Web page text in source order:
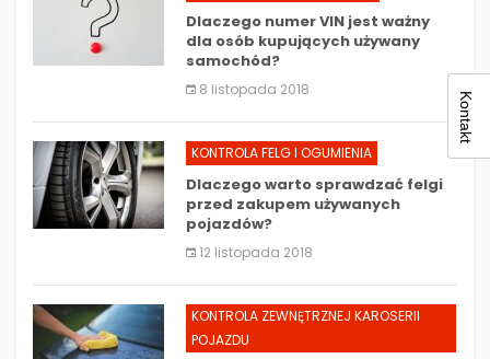
Dlaczego numer VIN jest ważny
dla osób kupujących używany
samochód?
8 listopada 2018
KONTROLA FELG I OGUMIENIA
Dlaczego warto sprawdzać felgi
przed zakupem używanych
pojazdów?
12 listopada 2018
KONTROLA ZEWNĘTRZNEJ KAROSERII
POJAZDU
Kontakt